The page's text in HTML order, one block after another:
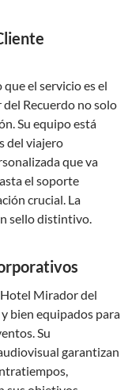
el servicio es el
Recuerdo no solo
Su equipo está
del viajero
que va
el soporte
crucial. La
sello distintivo.
Hotel Mirador del
bien equipados para
Su
garantizan